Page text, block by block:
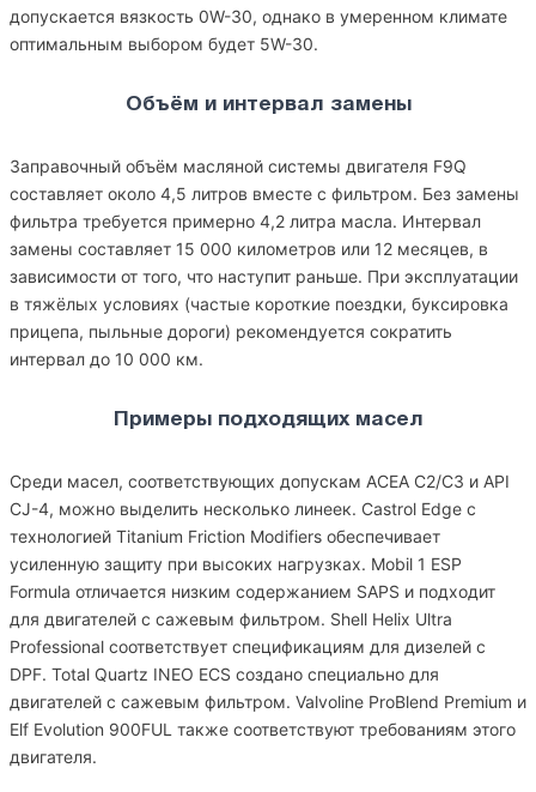
допускается вязкость 0W-30, однако в умеренном климате
оптимальным выбором будет 5W-30.
Объём и интервал замены
Заправочный объём масляной системы двигателя F9Q
составляет около 4,5 литров вместе с фильтром. Без замены
фильтра требуется примерно 4,2 литра масла. Интервал
замены составляет 15 000 километров или 12 месяцев, в
зависимости от того, что наступит раньше. При эксплуатации
в тяжёлых условиях (частые короткие поездки, буксировка
прицепа, пыльные дороги) рекомендуется сократить
интервал до 10 000 км.
Примеры подходящих масел
Среди масел, соответствующих допускам ACEA C2/C3 и API
CJ-4, можно выделить несколько линеек. Castrol Edge с
технологией Titanium Friction Modifiers обеспечивает
усиленную защиту при высоких нагрузках. Mobil 1 ESP
Formula отличается низким содержанием SAPS и подходит
для двигателей с сажевым фильтром. Shell Helix Ultra
Professional соответствует спецификациям для дизелей с
DPF. Total Quartz INEO ECS создано специально для
двигателей с сажевым фильтром. Valvoline ProBlend Premium и
Elf Evolution 900FUL также соответствуют требованиям этого
двигателя.